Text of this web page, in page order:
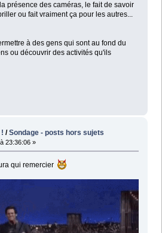
présence des caméras, le fait de savoir
ou fait vraiment ça pour les autres...
à des gens qui sont au fond du
ou découvrir des activités qu'ils
/Sondage - posts hors sujets
23:36:06 »
qui remercier